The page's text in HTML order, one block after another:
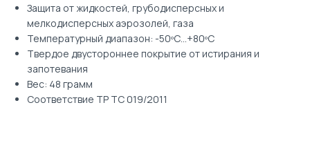
Защита от жидкостей, грубодисперсных и
мелкодисперсных аэрозолей, газа
Температурный диапазон: -50ºС...+80ºС
Твердое двустороннее покрытие от истирания и
запотевания
Вес: 48 грамм
Соответствие ТР ТС 019/2011